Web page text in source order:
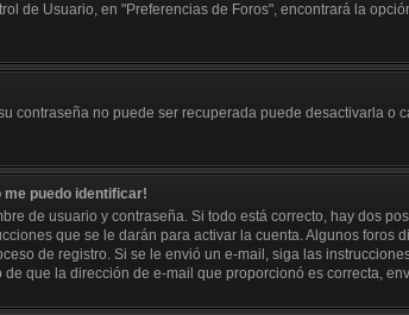
de Usuario, en "Preferencias de Foros", encontrará la
contraseña no puede ser recuperada puede desactivarla
me puedo identificar!
de usuario y contraseña. Si todo está correcto, hay dos
que se le darán para activar la cuenta. Algunos
de registro. Si se le envió un e-mail, siga las
de que la dirección de e-mail que proporcionó es correcta,